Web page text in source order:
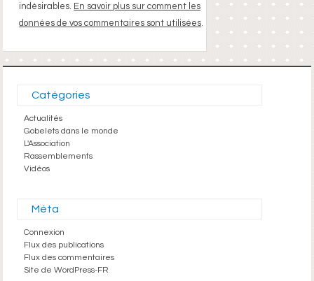
indésirables. En savoir plus sur comment les
données de vos commentaires sont utilisées
Catégories
Actualités
Gobelets dans le monde
L'Association
Rassemblements
Vidéos
Méta
Connexion
Flux des publications
Flux des commentaires
Site de WordPress-FR